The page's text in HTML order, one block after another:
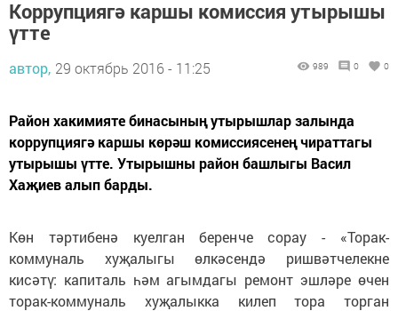
Коррупциягә каршы комиссия утырышы
үтте
автор, 29 октябрь 2016 - 11:25 989 0 0
Район хакимияте бинасының утырышлар залында
коррупциягә каршы көрәш комиссиясенең чираттагы
утырышы үтте. Утырышны район башлыгы Васил
Хаҗиев алып барды.
Көн тәртибенә куелган беренче сорау - «Торак-
коммуналь хуҗалыгы өлкәсендә ришвәтчелекне
кисәтү: капиталь һәм агымдагы ремонт эшләре өчен
торак-коммуналь хуҗалыкка килеп тора торган